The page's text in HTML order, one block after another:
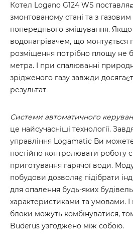
Котел Logano G124 WS
змонтованому стані та з
попереднього змішування. Якщо
водонагрівачем, що монтується
розміщення потрібно площу не
метра. І при спалюванні
зрідженого газу завжди
результат
Системи автоматичного
це найсучасніші технології.
управління Logamatic Ви
постійно контролювати роботу
приготування гарячої води.
побудови дозволяє підібрати
для опалення будь-яких
характеристиками та умовами. І
блоки можуть комбінуватися,
Buderus узгоджено між собою.